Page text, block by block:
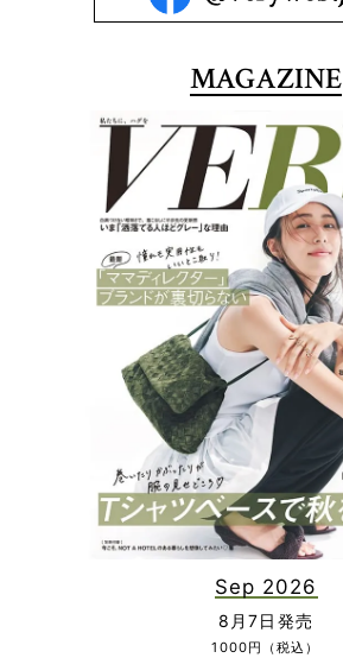
MAGAZINE
Sep 2026
8月7日発売
1000円（税込）